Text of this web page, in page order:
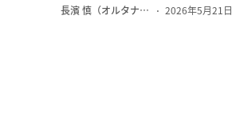
長濱 慎（オルタナ副編集長） 2026年5月21日